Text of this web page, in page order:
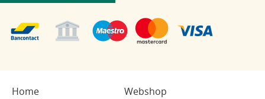
Home
Webshop